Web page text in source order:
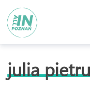
julia